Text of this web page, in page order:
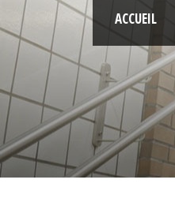
ACCUEIL